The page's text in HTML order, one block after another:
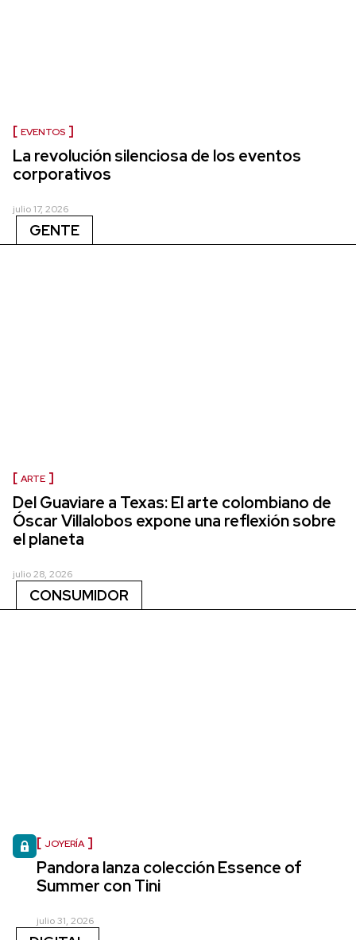
EVENTOS
La revolución silenciosa de los eventos
corporativos
julio 17, 2026
GENTE
ARTE
Del Guaviare a Texas: El arte colombiano de
Óscar Villalobos expone una reflexión sobre
el planeta
julio 28, 2026
CONSUMIDOR
JOYERÍA
Pandora lanza colección Essence of
Summer con Tini
julio 31, 2026